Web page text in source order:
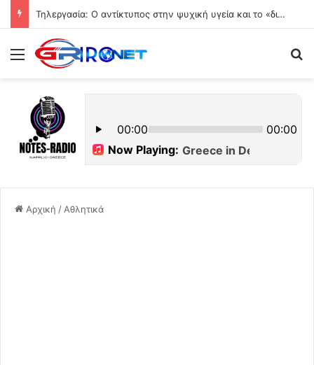
Τηλεργασία: Ο αντίκτυπος στην ψυχική υγεία και το «δικαίωμα στην αποσύνδεση»
Μενού
Αρχική /Αθλητικά